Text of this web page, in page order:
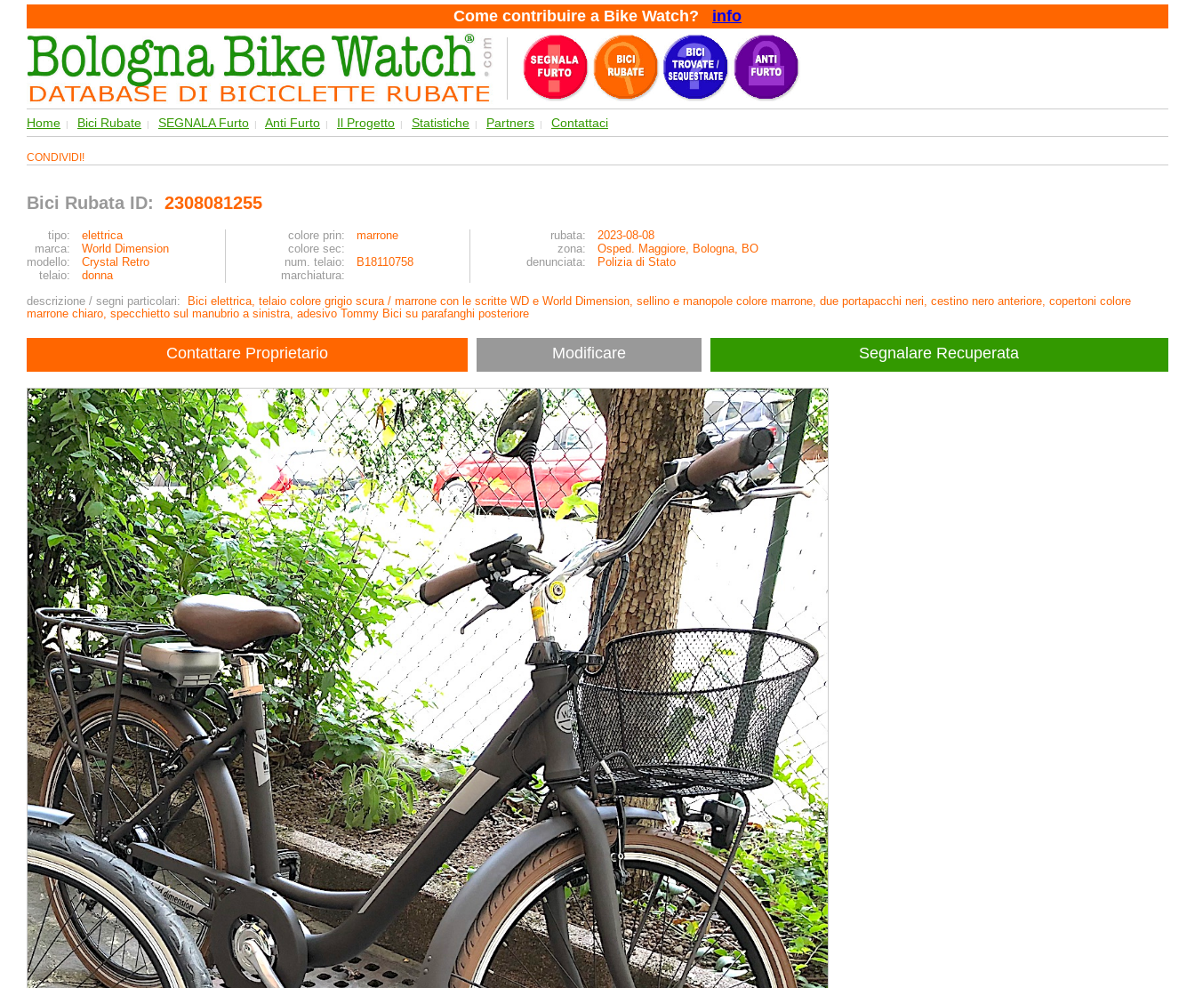
Come contribuire a Bike Watch? info
Home | Bici Rubate | SEGNALA Furto | Anti Furto | Il Progetto | Statistiche | Partners | Contattaci
CONDIVIDI!
Bici Rubata ID: 2308081255
tipo: elettrica colore prin: marrone rubata:
2023-08-08
marca:
World Dimension colore sec: zona:
Osped. Maggiore, Bologna, BO
modello:
Crystal Retro num. telaio: B18110758 denunciata:
Polizia di Stato
telaio:
donna
marchiatura:
descrizione / segni particolari:
Bici elettrica, telaio colore grigio scura / marrone con le scritte WD e World Dimension, sellino e manopole colore marrone, due portapacchi neri, cestino nero anteriore, copertoni colore
marrone chiaro, specchietto sul manubrio a sinistra, adesivo Tommy Bici su parafanghi posteriore
Contattare Proprietario Modificare Segnalare Recuperata